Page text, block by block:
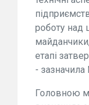
роботу над
етапі
-
Головною